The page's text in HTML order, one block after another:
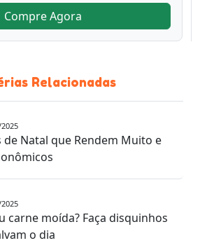
Compre Agora
Relacionadas
de Natal que Rendem Muito e
carne moída? Faça disquinhos
o dia